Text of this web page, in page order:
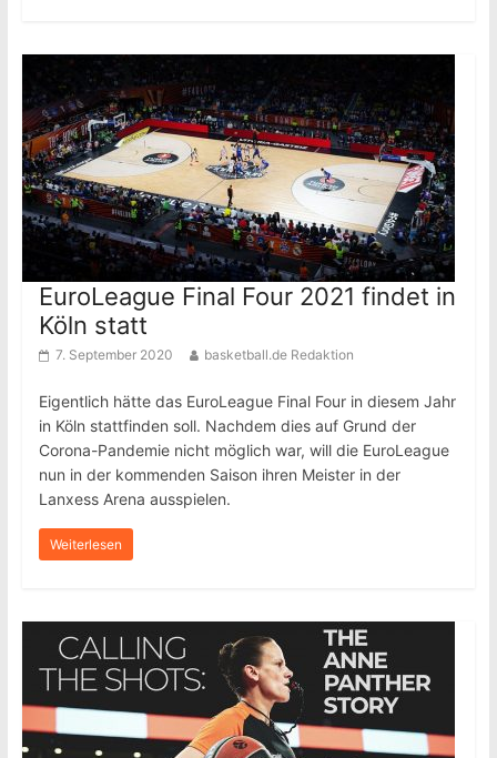
EuroLeague Final Four 2021 findet in
Köln statt
7. September 2020 basketball.de Redaktion
Eigentlich hätte das EuroLeague Final Four in diesem Jahr
in Köln stattfinden soll. Nachdem dies auf Grund der
Corona-Pandemie nicht möglich war, will die EuroLeague
nun in der kommenden Saison ihren Meister in der
Lanxess Arena ausspielen.
Weiterlesen